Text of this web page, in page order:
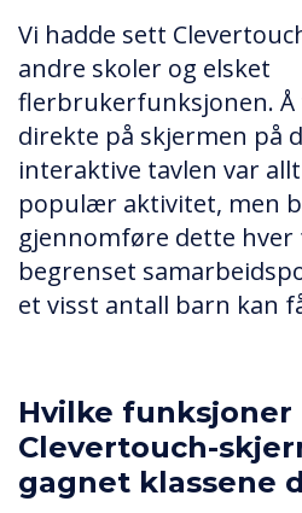
Vi hadde sett
andre skoler og elsket
flerbrukerfunksjonen. Å
direkte på skjermen på
interaktive tavlen var
populær aktivitet, men
gjennomføre dette hver
begrenset
et visst antall barn kan
Hvilke funksjoner
Clevertouch-
gagnet klassene